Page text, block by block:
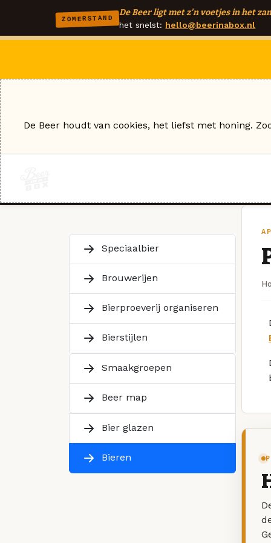
ZOMERSTAND
De Beer ligt met z'n voetjes in het
het snelst: hello@beerinabox.nl
Speciaalbier
Brouwerijen
Bierproeverij organiseren
Bierstijlen
Smaakgroepen
Beer map
Bier glazen
Bieren
De Beer houdt van cookies, het liefst met honing.